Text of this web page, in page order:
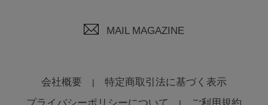
MAIL MAGAZINE
会社概要
特定商取引法に基づく表示
プライバシーポリシーについて
ご利用規約